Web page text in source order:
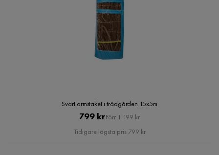
Svart ormstaket i trädgården 15x5m
Pris
799 kr Original
Pris
Förr 1 199 kr
Tidigare lägsta pris 799 kr